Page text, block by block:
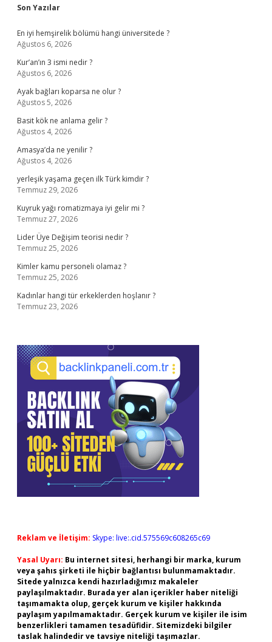
Sidebar
Son Yazılar
En iyi hemşirelik bölümü hangi üniversitede ?
Ağustos 6, 2026
Kur’an’ın 3 ismi nedir ?
Ağustos 6, 2026
Ayak bağları koparsa ne olur ?
Ağustos 5, 2026
Basit kök ne anlama gelir ?
Ağustos 4, 2026
Amasya’da ne yenilir ?
Ağustos 4, 2026
yerleşik yaşama geçen ilk Türk kimdir ?
Temmuz 29, 2026
Kuyruk yağı romatizmaya iyi gelir mi ?
Temmuz 27, 2026
Lider Üye Değişim teorisi nedir ?
Temmuz 25, 2026
Kimler kamu personeli olamaz ?
Temmuz 25, 2026
Kadınlar hangi tür erkeklerden hoşlanır ?
Temmuz 23, 2026
Reklam ve İletişim: Skype: live:.cid.575569c608265c69
Yasal Uyarı: Bu internet sitesi, herhangi bir marka, kurum
veya şahıs şirketi ile hiçbir bağlantısı bulunmamaktadır.
Sitede yalnızca kendi hazırladığımız makaleler
paylaşılmaktadır. Burada yer alan içerikler haber niteliği
taşımamakta olup, gerçek kurum ve kişiler hakkında
paylaşım yapılmamaktadır. Gerçek kurum ve kişiler ile isim
benzerlikleri tamamen tesadüfidir. Sitemizdeki bilgiler
taslak halindedir ve tavsiye niteliği taşımazlar.